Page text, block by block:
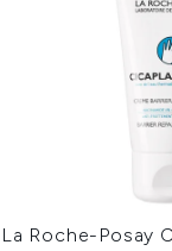
bekend om
Een goede face
is
van
om zijn
collectie en
La Roche-Posay